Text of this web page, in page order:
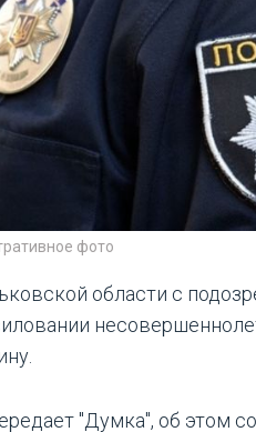
фото
области с
"Думка", об этом